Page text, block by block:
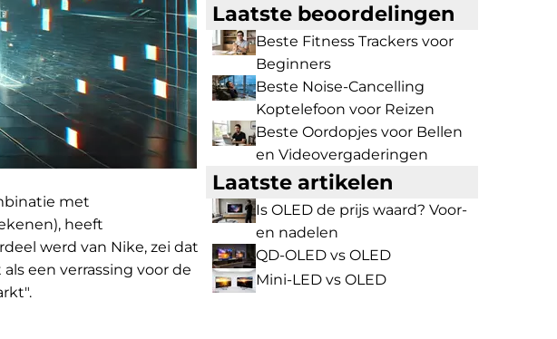
met
heeft
werd van Nike, zei dat
een verrassing voor de
Laatste beoordelingen
Beste Fitness Trackers voor
Beginners
Beste Noise-Cancelling
Koptelefoon voor Reizen
Beste Oordopjes voor Bellen
en Videovergaderingen
Laatste artikelen
Is OLED de prijs waard? Voor-
en nadelen
QD-OLED vs OLED
Mini-LED vs OLED